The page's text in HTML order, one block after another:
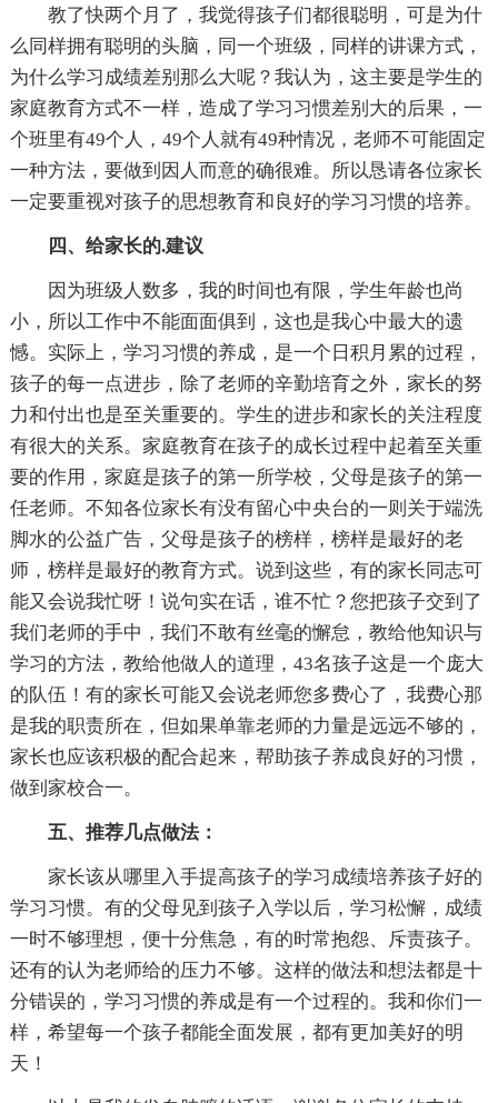
教了快两个月了，我觉得孩子们都很聪明，可是为什
么同样拥有聪明的头脑，同一个班级，同样的讲课方式，
为什么学习成绩差别那么大呢？我认为，这主要是学生的
家庭教育方式不一样，造成了学习习惯差别大的后果，一
个班里有49个人，49个人就有49种情况，老师不可能固定
一种方法，要做到因人而意的确很难。所以恳请各位家长
一定要重视对孩子的思想教育和良好的学习习惯的培养。
四、给家长的.建议
因为班级人数多，我的时间也有限，学生年龄也尚
小，所以工作中不能面面俱到，这也是我心中最大的遗
憾。实际上，学习习惯的养成，是一个日积月累的过程，
孩子的每一点进步，除了老师的辛勤培育之外，家长的努
力和付出也是至关重要的。学生的进步和家长的关注程度
有很大的关系。家庭教育在孩子的成长过程中起着至关重
要的作用，家庭是孩子的第一所学校，父母是孩子的第一
任老师。不知各位家长有没有留心中央台的一则关于端洗
脚水的公益广告，父母是孩子的榜样，榜样是最好的老
师，榜样是最好的教育方式。说到这些，有的家长同志可
能又会说我忙呀！说句实在话，谁不忙？您把孩子交到了
我们老师的手中，我们不敢有丝毫的懈怠，教给他知识与
学习的方法，教给他做人的道理，43名孩子这是一个庞大
的队伍！有的家长可能又会说老师您多费心了，我费心那
是我的职责所在，但如果单靠老师的力量是远远不够的，
家长也应该积极的配合起来，帮助孩子养成良好的习惯，
做到家校合一。
五、推荐几点做法：
家长该从哪里入手提高孩子的学习成绩培养孩子好的
学习习惯。有的父母见到孩子入学以后，学习松懈，成绩
一时不够理想，便十分焦急，有的时常抱怨、斥责孩子。
还有的认为老师给的压力不够。这样的做法和想法都是十
分错误的，学习习惯的养成是有一个过程的。我和你们一
样，希望每一个孩子都能全面发展，都有更加美好的明
天！